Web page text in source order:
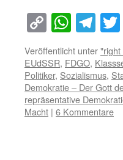
Copy
Link
Veröffentlicht unter"right
EUdSSR, FDGO,
Politiker, Sozialismus,
Demokratie – Der Gott
repräsentative
Macht | 6 Kommentare